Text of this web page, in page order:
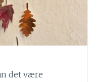
det være